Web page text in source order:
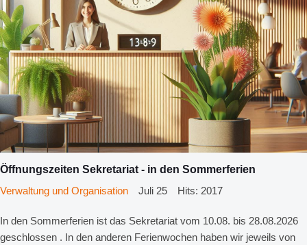
Öffnungszeiten Sekretariat - in den Sommerferien
Verwaltung und Organisation
Juli 25 Hits: 2017
In den Sommerferien ist das Sekretariat vom 10.08. bis 28.08.2026
geschlossen . In den anderen Ferienwochen haben wir jeweils von